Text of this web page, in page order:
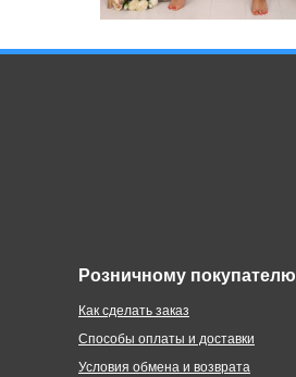
Розничному покупателю
Как сделать заказ
Способы оплаты и доставки
Условия обмена и возврата